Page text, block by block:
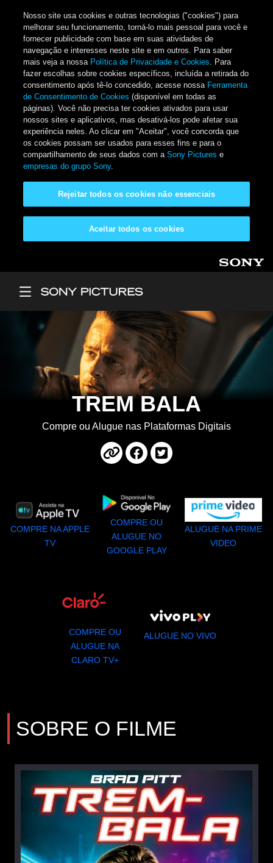
Nosso site usa cookies e outras tecnologias ("cookies") para
melhorar seu funcionamento, torná-lo mais pessoal para você e
fornecer publicidade com base em suas atividades de
navegação e interesses neste site e em outros. Para saber
mais veja a nossa Política de Privacidade e Cookies. Para
fazer escolhas sobre cookies específicos, incluída a retirada do
consentimento após tê-lo concedido, acesse nossa Ferramenta
de Consentimento de Cookies (disponível em todas as
páginas). Você não precisa ter cookies ativados para usar
nossos sites e aplicativos, mas desativá-los pode afetar sua
experiência neles. Ao clicar em "Aceitar", você concorda que
os cookies possam ser usados para esses fins e para o
compartilhamento de seus dados com aSony Pictures e
empresas do grupo Sony.
Rejeitar todos os cookies não essenciais
Aceitar todos os cookies
TREM BALA
Compre ou Alugue nas Plataformas Digitais
COMPRE NA APPLE
TV
COMPRE OU
ALUGUE NO
GOOGLE PLAY
ALUGUE NA PRIME
VIDEO
COMPRE OU
ALUGUE NA
CLARO TV+
ALUGUE NO VIVO
SOBRE O FILME